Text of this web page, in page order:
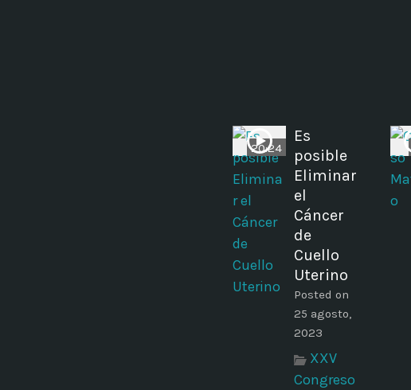
20:24
Es
posible
Eliminar
el
Cáncer
de
Cuello
Uterino
Posted on
25 agosto,
2023
XXV
Congreso